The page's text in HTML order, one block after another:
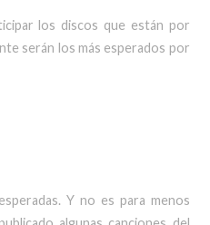
los discos que están por
serán los más esperados por
Y no es para menos